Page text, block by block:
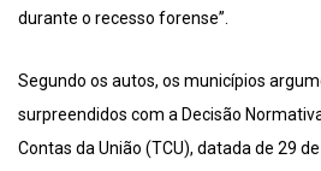
durante o recesso forense”.
Segundo os autos, os municípios
surpreendidos com a Decisão
Contas da União (TCU), datada de 29